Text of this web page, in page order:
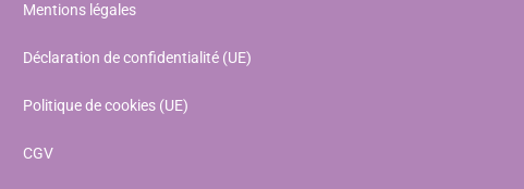
Mentions légales
Déclaration de confidentialité (UE)
Politique de cookies (UE)
CGV